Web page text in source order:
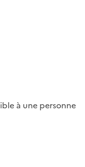
à une personne